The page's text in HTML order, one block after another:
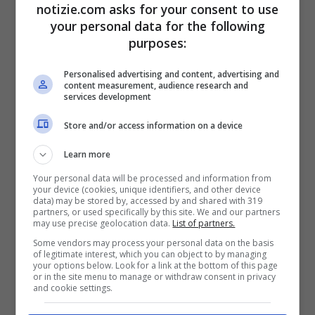
procedere all’emissione e registrazione
delle fatture per beni spediti o consegnati
solare precedente.
Per quanto riguarda il 16 aprile, le
scadenze fissate sono diverse. Tra le più
rilevanti rientra quella che interessa i
titolari di Partita Iva che durante il 2023
170mila euro ed hanno optato per il
pagamento rateale. I soggetti in questione
dovrannoversare la quarta rata del
notizie.com asks for your consent to use
your personal data for the following
purposes:
Personalised advertising and content, advertising and
content measurement, audience research and
services development
Store and/or access information on a device
Learn more
Your personal data will be processed and information from
your device (cookies, unique identifiers, and other device
data) may be stored by, accessed by and shared with 319
partners, or used specifically by this site. We and our partners
may use precise geolocation data. List of partners.
Some vendors may process your personal data on the basis
of legitimate interest, which you can object to by managing
your options below. Look for a link at the bottom of this page
or in the site menu to manage or withdraw consent in privacy
and cookie settings.